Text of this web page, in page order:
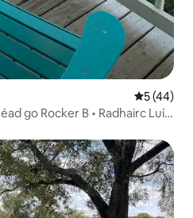
5 (44)
go Rocker B • Radhairc Luí